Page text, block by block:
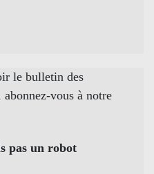
le bulletin des
abonnez-vous à notre
pas un robot